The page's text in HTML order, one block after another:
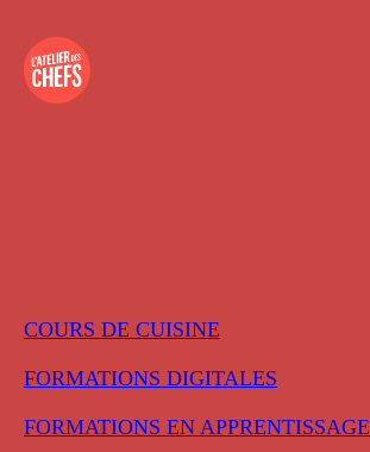
COURS DE CUISINE
FORMATIONS DIGITALES
FORMATIONS EN APPRENTISSAGE